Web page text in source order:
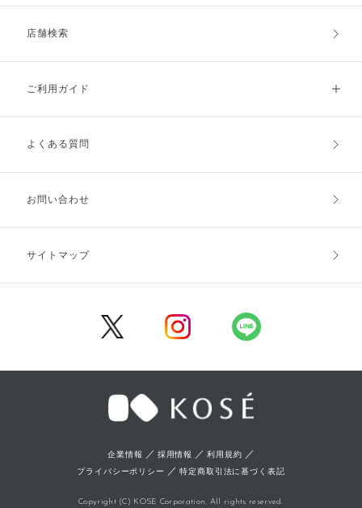
店舗検索
ご利用ガイド
ご利用ガイドトップ
お支払方法
キャンセル・返品・交換
よくある質問
お問い合わせ
サイトマップ
企業情報 ／ 採用情報 ／利用規約 ／
プライバシーポリシー ／特定商取引法に基づく表記
Copyright (C) KOSE Corporation. All rights reserved.